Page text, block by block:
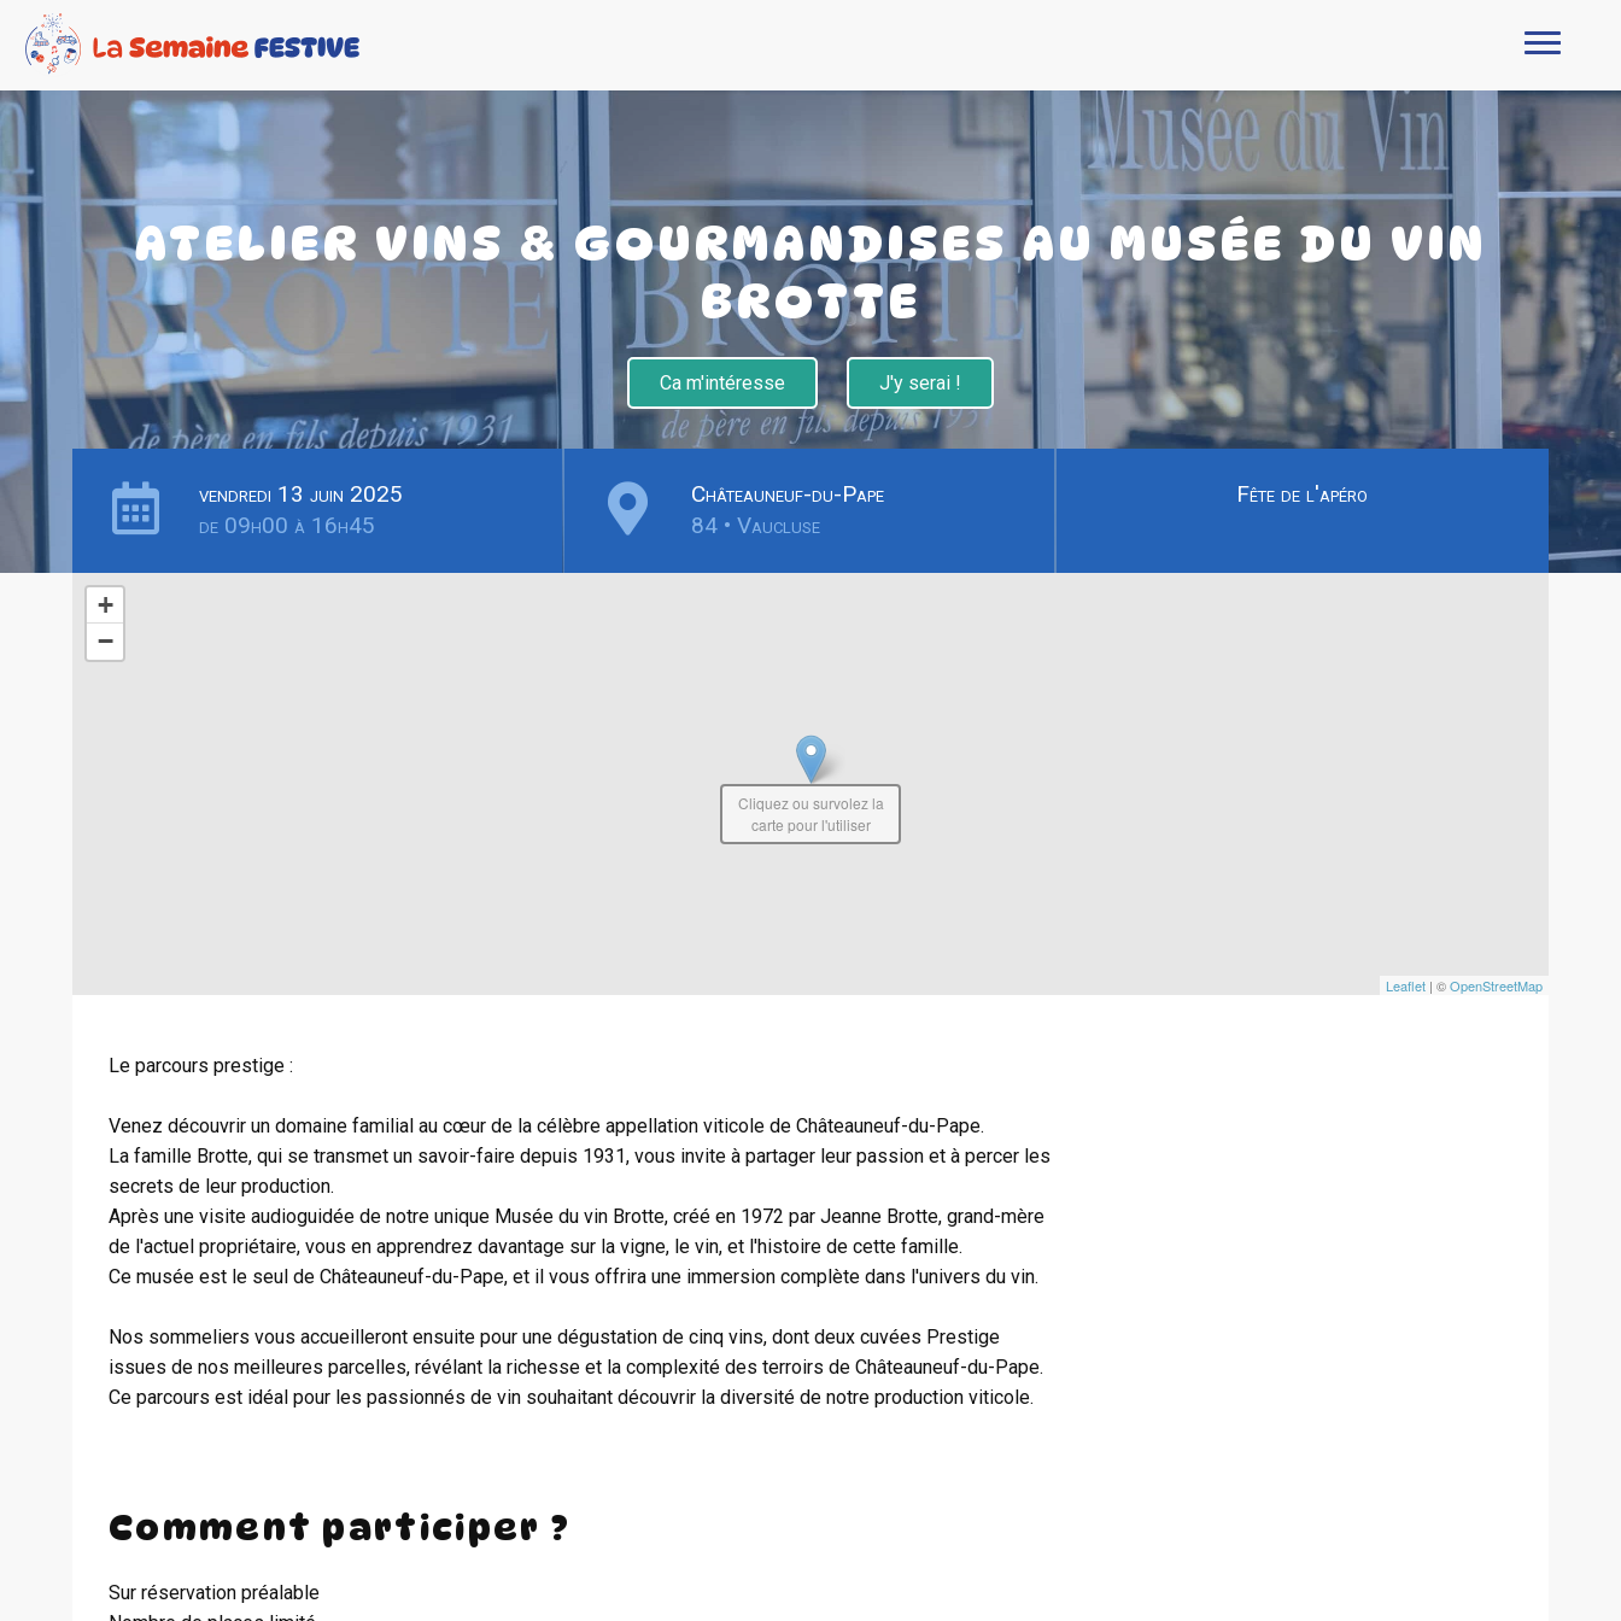
ATELIER VINS & GOURMANDISES AU MUSÉE DU VIN
BROTTE
Ca m'intéresse J'y serai !
vendredi 13 juin 2025
de 09h00 à 16h45
Châteauneuf-du-Pape
84 • Vaucluse
Fête de l'apéro
+
−
Leaflet | ©OpenStreetMap
Cliquez ou survolez la
carte pour l'utiliser
Le parcours prestige :
Venez découvrir un domaine familial au cœur de la célèbre appellation viticole de Châteauneuf-du-Pape.
La famille Brotte, qui se transmet un savoir-faire depuis 1931, vous invite à partager leur passion et à percer les
secrets de leur production.
Après une visite audioguidée de notre unique Musée du vin Brotte, créé en 1972 par Jeanne Brotte, grand-mère
de l'actuel propriétaire, vous en apprendrez davantage sur la vigne, le vin, et l'histoire de cette famille.
Ce musée est le seul de Châteauneuf-du-Pape, et il vous offrira une immersion complète dans l'univers du vin.
Nos sommeliers vous accueilleront ensuite pour une dégustation de cinq vins, dont deux cuvées Prestige
issues de nos meilleures parcelles, révélant la richesse et la complexité des terroirs de Châteauneuf-du-Pape.
Ce parcours est idéal pour les passionnés de vin souhaitant découvrir la diversité de notre production viticole.
Comment participer ?
Sur réservation préalable